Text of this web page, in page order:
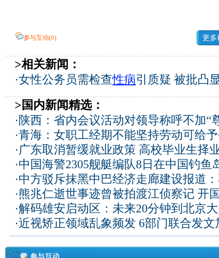
参与互动(0) 更多
>相关新闻：
·女性公务员需检查性病引质疑 被批凸
>国内新闻精选：
· 陕西：省内会议活动对领导称呼不加“
·青海：女职工经期不能坚持劳动可给
·广东取消暂缓就业政策 高校毕业生择
·中国海警2305舰艇编队8日在中国钓鱼
·中方驳斥抹黑中巴经济走廊建设报道
·熊兆仁逝世事迹曾被拍渡江侦察记 开
·解码雄安启动区：未来20分钟到北京
·近视矫正领域乱象频发 6部门联合发文